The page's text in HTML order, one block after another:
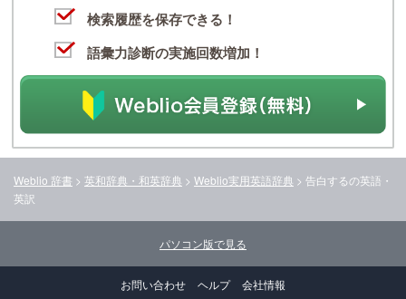
検索履歴を保存できる！
語彙力診断の実施回数増加！
Weblio 辞書 > 英和辞典・和英辞典 > Weblio実用英語辞典 > 告白するの英語・
英訳
パソコン版で見る
お問い合わせ ヘルプ 会社情報